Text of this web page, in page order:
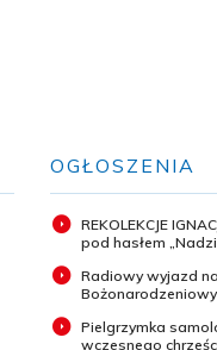
OGŁOSZENIA
REKOLEKCJE
pod hasłem
Radiowy wyjazd
Bożonarodzeniowy
Pielgrzymka
wczesnego